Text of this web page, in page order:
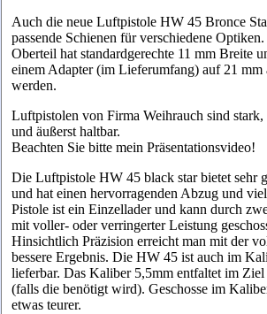
Auch die neue Luftpistole HW 45 Bronce
passende Schienen für verschiedene
Oberteil hat standardgerechte 11 mm Breite
einem Adapter (im Lieferumfang) auf 21 mm
werden.
Luftpistolen von Firma Weihrauch sind stark,
und äußerst haltbar.
Beachten Sie bitte mein Präsentationsvideo!
Die Luftpistole HW 45 black star bietet sehr
und hat einen hervorragenden Abzug und
Pistole ist ein Einzellader und kann durch
mit voller- oder verringerter Leistung
Hinsichtlich Präzision erreicht man mit der
bessere Ergebnis. Die HW 45 ist auch im
lieferbar. Das Kaliber 5,5mm entfaltet im
(falls die benötigt wird). Geschosse im
etwas teurer.